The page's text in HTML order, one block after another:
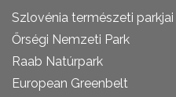
Szlovénia természeti parkjai
Őrségi Nemzeti Park
Raab Natúrpark
European Greenbelt